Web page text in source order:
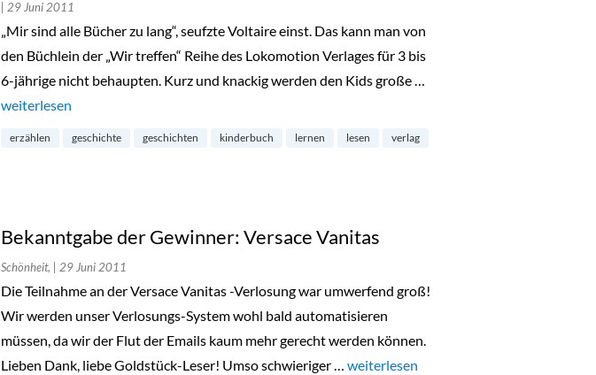
| 29 Juni 2011
„Mir sind alle Bücher zu lang“, seufzte Voltaire einst. Das kann man von
den Büchlein der „Wir treffen“ Reihe des Lokomotion Verlages für 3 bis
6-jährige nicht behaupten. Kurz und knackig werden den Kids große …
„Kinderbücher aus dem Verlag Lokomotion“
weiterlesen
erzählen geschichte geschichten kinderbuch lernen lesen verlag
Bekanntgabe der Gewinner: Versace Vanitas
Schönheit, | 29 Juni 2011
Die Teilnahme an der Versace Vanitas -Verlosung war umwerfend groß!
Wir werden unser Verlosungs-System wohl bald automatisieren
müssen, da wir der Flut der Emails kaum mehr gerecht werden können.
Lieben Dank, liebe Goldstück-Leser! Umso schwieriger … „Bekanntgabe der Gewinner: Versace
weiterlesen